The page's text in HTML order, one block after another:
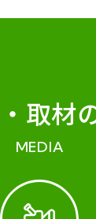
取材
MEDIA